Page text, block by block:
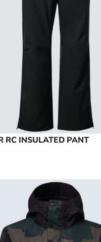
RC INSULATED PANT